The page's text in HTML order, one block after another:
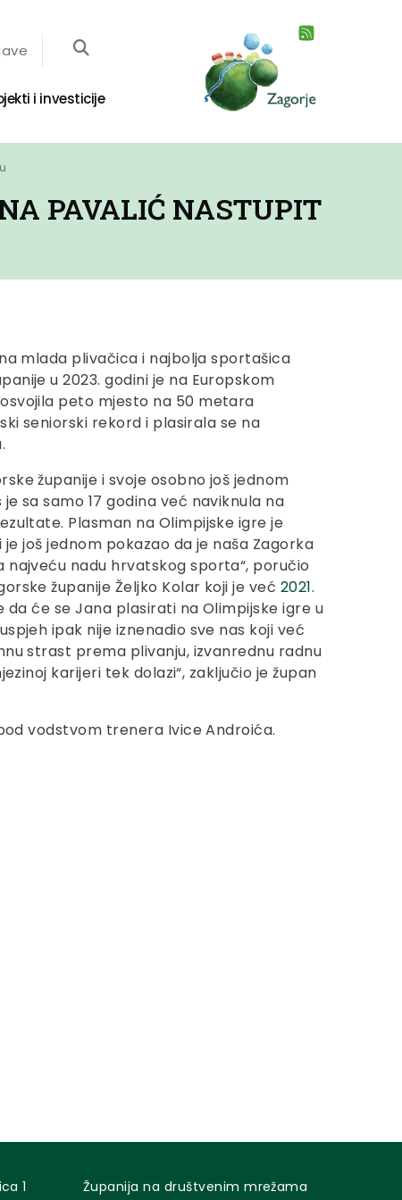
i investicije
PAVALIĆ NASTUPIT
mlada plivačica i najbolja sportašica
u 2023. godini je na Europskom
peto mjesto na 50 metara
seniorski rekord i plasirala se na
županije i svoje osobno još jednom
sa samo 17 godina već naviknula na
Plasman na Olimpijske igre je
još jednom pokazao da je naša Zagorka
najveću nadu hrvatskog sporta“, poručio
županije Željko Kolar koji je već 2021.
da će se Jana plasirati na Olimpijske igre u
ipak nije iznenadio sve nas koji već
strast prema plivanju, izvanrednu radnu
karijeri tek dolazi“, zaključio je župan
vodstvom trenera Ivice Androića.
1 Županija na društvenim mrežama